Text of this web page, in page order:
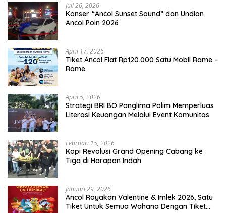
Juli 26, 2026
Konser “Ancol Sunset Sound” dan Undian
Ancol Poin 2026
April 17, 2026
Tiket Ancol Flat Rp120.000 Satu Mobil Rame –
Rame
April 5, 2026
​Strategi BRI BO Panglima Polim Memperluas
Literasi Keuangan Melalui Event Komunitas
Februari 15, 2026
Kopi Revolusi Grand Opening Cabang ke
Tiga di Harapan Indah
Januari 29, 2026
Ancol Rayakan Valentine & Imlek 2026, Satu
Tiket Untuk Semua Wahana Dengan Tiket